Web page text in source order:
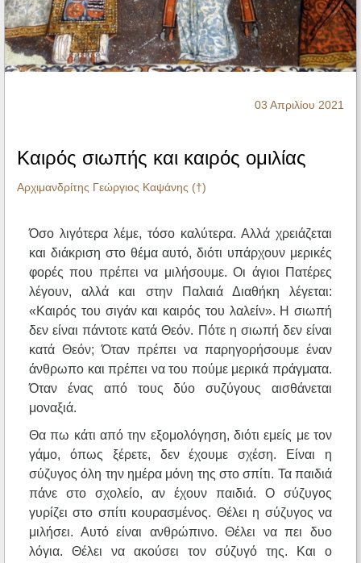
Ηχητικά
03 Απριλίου 2021
Καιρός σιωπής και καιρός ομιλίας
Αρχιμανδρίτης Γεώργιος Καψάνης (†)
Όσο λιγότερα λέμε, τόσο καλύτερα. Αλλά χρειάζεται
και διάκριση στο θέμα αυτό, διότι υπάρχουν μερικές
φορές που πρέπει να μιλήσουμε. Οι άγιοι Πατέρες
λέγουν, αλλά και στην Παλαιά Διαθήκη λέγεται:
«Καιρός του σιγάν και καιρός του λαλείν». Η σιωπή
δεν είναι πάντοτε κατά Θεόν. Πότε η σιωπή δεν είναι
κατά Θεόν; Όταν πρέπει να παρηγορήσουμε έναν
άνθρωπο και πρέπει να του πούμε μερικά πράγματα.
Όταν ένας από τους δύο συζύγους αισθάνεται
μοναξιά.
Θα πω κάτι από την εξομολόγηση, διότι εμείς με τον
γάμο, όπως ξέρετε, δεν έχουμε σχέση. Είναι η
σύζυγος όλη την ημέρα μόνη της στο σπίτι. Τα παιδιά
πάνε στο σχολείο, αν έχουν παιδιά. Ο σύζυγος
γυρίζει στο σπίτι κουρασμένος. Θέλει η σύζυγος να
μιλήσει. Αυτό είναι ανθρώπινο. Θέλει να πει δυο
λόγια. Θέλει να ακούσει τον σύζυγό της. Και ο